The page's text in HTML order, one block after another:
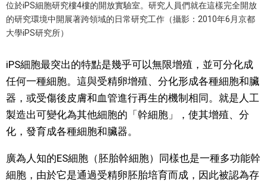
語言
東京
編輯部通知
位於iPS細胞研究樓4樓的開放實驗室。研究人員們就在這樣完全開放
的研究環境中開展著跨領域的日常研究工作（攝影：2010年6月京都
大學iPS研究所）
iPS細胞最突出的特點是幾乎可以無限增殖，並可分化成
任何一種細胞。這與受精卵增殖、分化形成各種細胞和臟
器，或受傷後皮膚和血管進行再生的機制相同。就是人工
製造出可變化為其他細胞的「幹細胞」，使其增殖、分
化，發育成各種細胞和臟器。
廣為人知的ES細胞（胚胎幹細胞）同樣也是一種多功能幹
細胞，由於它是通過受精卵胚胎培育而成，因此被認為存